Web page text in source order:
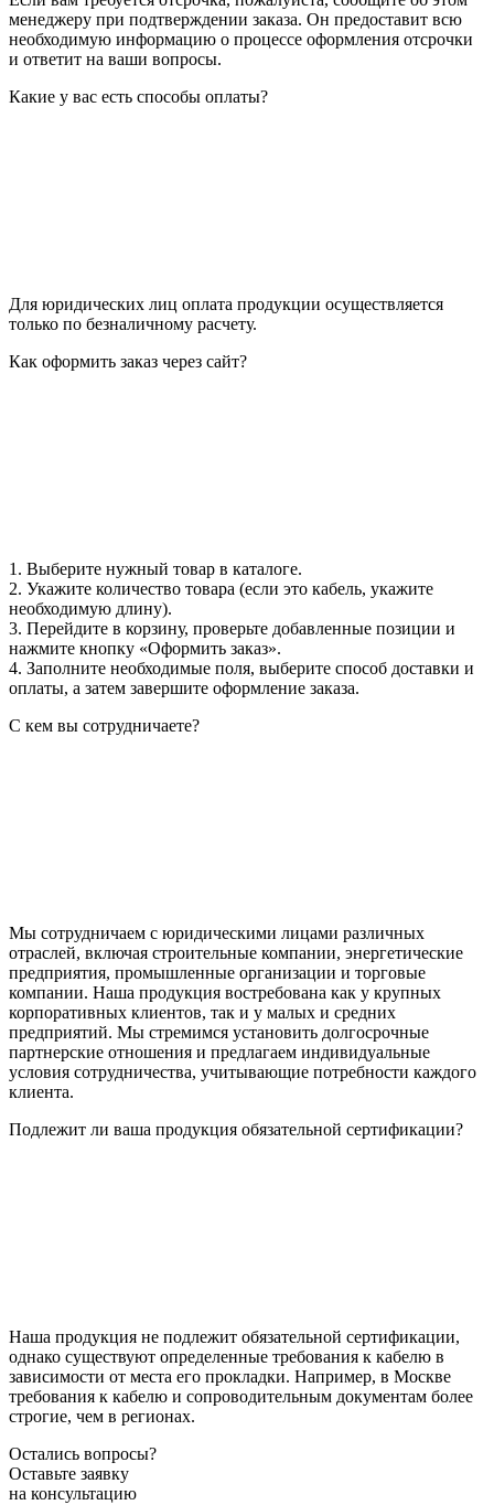
менеджеру при подтверждении заказа. Он предоставит всю
необходимую информацию о процессе оформления отсрочки
и ответит на ваши вопросы.
Какие у вас есть способы оплаты?
Для юридических лиц оплата продукции осуществляется
только по безналичному расчету.
Как оформить заказ через сайт?
1. Выберите нужный товар в каталоге.
2. Укажите количество товара (если это кабель, укажите
необходимую длину).
3. Перейдите в корзину, проверьте добавленные позиции и
нажмите кнопку «Оформить заказ».
4. Заполните необходимые поля, выберите способ доставки и
оплаты, а затем завершите оформление заказа.
С кем вы сотрудничаете?
Мы сотрудничаем с юридическими лицами различных
отраслей, включая строительные компании, энергетические
предприятия, промышленные организации и торговые
компании. Наша продукция востребована как у крупных
корпоративных клиентов, так и у малых и средних
предприятий. Мы стремимся установить долгосрочные
партнерские отношения и предлагаем индивидуальные
условия сотрудничества, учитывающие потребности каждого
клиента.
Подлежит ли ваша продукция обязательной сертификации?
Наша продукция не подлежит обязательной сертификации,
однако существуют определенные требования к кабелю в
зависимости от места его прокладки. Например, в Москве
требования к кабелю и сопроводительным документам более
строгие, чем в регионах.
Остались вопросы?
Оставьте заявку
на консультацию